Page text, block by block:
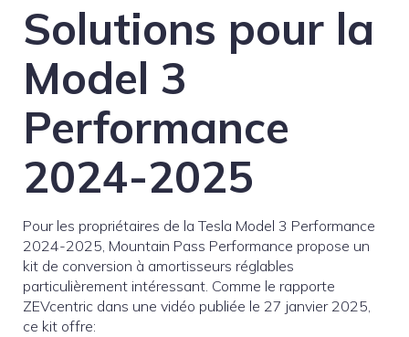
Solutions pour la
Model 3
Performance
2024-2025
Pour les propriétaires de la Tesla Model 3 Performance
2024-2025, Mountain Pass Performance propose un
kit de conversion à amortisseurs réglables
particulièrement intéressant. Comme le rapporte
ZEVcentric dans une vidéo publiée le 27 janvier 2025,
ce kit offre: